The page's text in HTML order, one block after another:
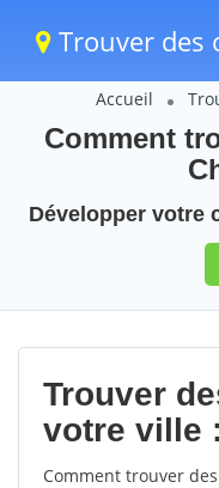
Trouver des
Accueil
Comment
Développer votre
Trouver
votre ville
Comment trouver